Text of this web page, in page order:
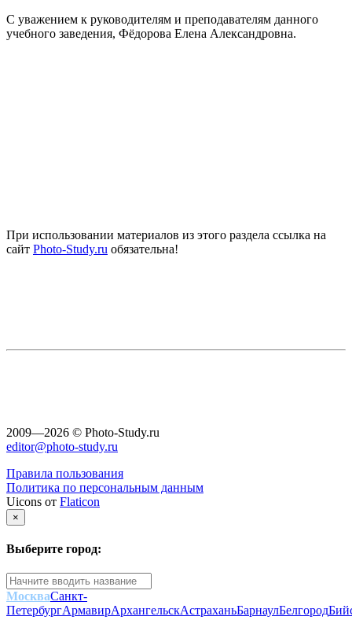
С уважением к руководителям и преподавателям данного
учебного заведения, Фёдорова Елена Александровна.
При использовании материалов из этого раздела ссылка на
сайт Photo-Study.ru обязательна!
2009—2026 © Photo-Study.ru
editor@photo-study.ru
Правила пользования
Политика по персональным данным
Uicons от Flaticon
×
Выберите город:
МоскваСанкт-
ПетербургАрмавирАрхангельскАстраханьБарнаулБелгород